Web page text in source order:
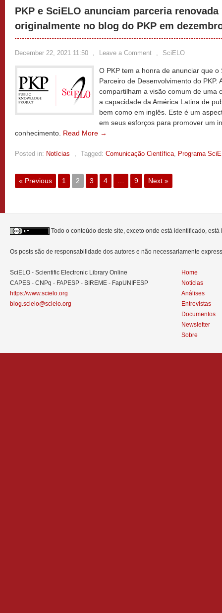
PKP e SciELO anunciam parceria
originalmente no blog do PKP em
December 22, 2021 11:50 , Leave a Comment , SciELO
O PKP tem a honra de anunciar que
Parceiro de Desenvolvimento do PKP.
compartilham a visão comum de uma
a capacidade da América Latina de
bem como em inglês. Este é um
em seus esforços para promover um
conhecimento. Read More →
Posted in: Notícias , Tagged: Comunicação Científica, Programa
« Previous 1 2 3 4 9 Next »
Todo o conteúdo deste site, exceto onde está identificado,
Os posts são de responsabilidade dos autores e não necessariamente
SciELO - Scientific Electronic Library Online
CAPES - CNPq - FAPESP - BIREME - FapUNIFESP
https://www.scielo.org
blog.scielo@scielo.org
Home
Notícias
Análises
Entrevistas
Documentos
Newsletter
Sobre